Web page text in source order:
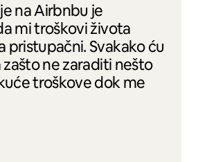
na Airbnbu je
mi troškovi života
pristupačni. Svakako ću
ne zaraditi nešto
troškove dok me